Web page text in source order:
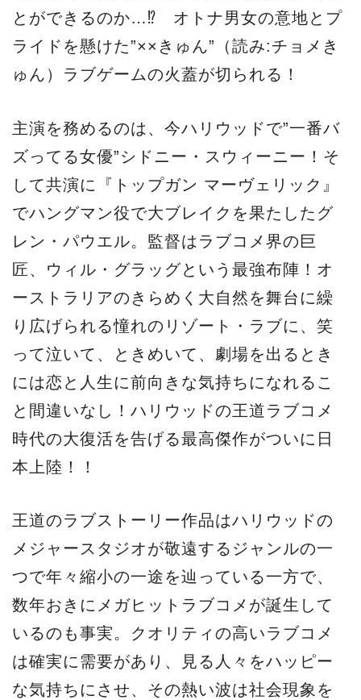
とができるのか…⁉ オトナ男女の意地とプ
ライドを懸けた”××きゅん”（読み:チョメき
ゅん）ラブゲームの火蓋が切られる！
主演を務めるのは、今ハリウッドで”一番バ
ズってる女優”シドニー・スウィーニー！そ
して共演に『トップガン マーヴェリック』
でハングマン役で大ブレイクを果たしたグ
レン・パウエル。監督はラブコメ界の巨
匠、ウィル・グラッグという最強布陣！オ
ーストラリアのきらめく大自然を舞台に繰
り広げられる憧れのリゾート・ラブに、笑
って泣いて、ときめいて、劇場を出るとき
には恋と人生に前向きな気持ちになれるこ
と間違いなし！ハリウッドの王道ラブコメ
時代の大復活を告げる最高傑作がついに日
本上陸！！
王道のラブストーリー作品はハリウッドの
メジャースタジオが敬遠するジャンルの一
つで年々縮小の一途を辿っている一方で、
数年おきにメガヒットラブコメが誕生して
いるのも事実。クオリティの高いラブコメ
は確実に需要があり、見る人々をハッピー
な気持ちにさせ、その熱い波は社会現象を